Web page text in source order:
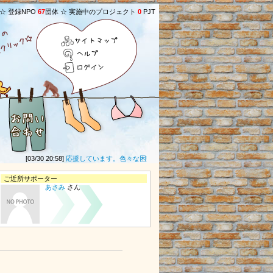
登録NPO 67団体 ☆ 実施中のプロジェクト 0 PJT
サイトマップ
ヘルプ
ログイン
[03/30 20:58]応援しています。色々な困難があると思いますが頑張ってください。(
ご近所サポーター
あさみ さん